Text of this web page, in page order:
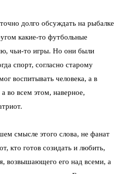
долго обсуждать на рыбалке
какие-то футбольные
чьи-то игры. Но они были
спорт, согласно старому
воспитывать человека, а в
во всем этом, наверное,
смысле этого слова, не фанат
кто готов созидать и любить,
возвышающего его над всеми, а